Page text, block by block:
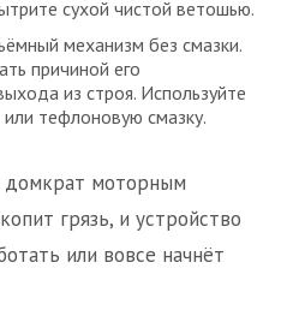
сухой чистой ветошью.
механизм без смазки.
причиной его
из строя. Используйте
тефлоновую смазку.
домкрат моторным
грязь, и устройство
или вовсе начнёт